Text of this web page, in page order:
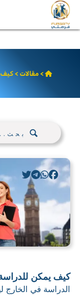
> مقالات > كيف
كيف يمكن
الدراسة في